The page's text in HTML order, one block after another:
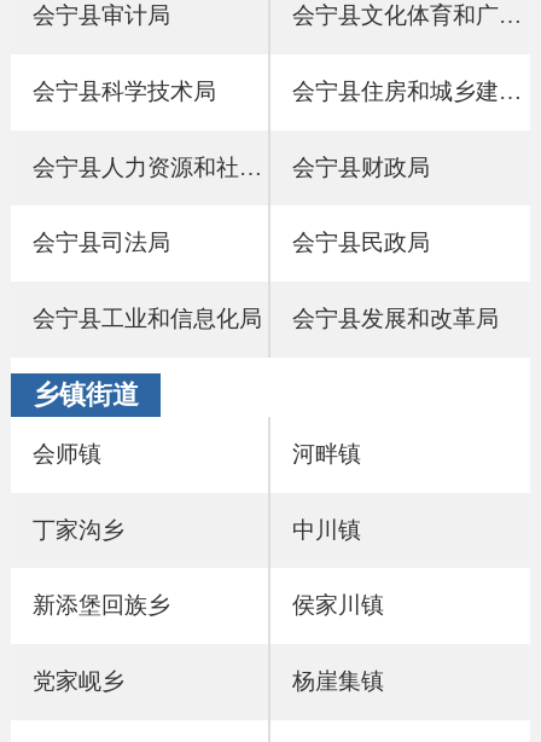
会宁县审计局 会宁县文化体育和广播影视局
会宁县科学技术局 会宁县住房和城乡建设局
会宁县人力资源和社会保障局 会宁县财政局
会宁县司法局 会宁县民政局
会宁县工业和信息化局 会宁县发展和改革局
乡镇街道
会师镇 河畔镇
丁家沟乡 中川镇
新添堡回族乡 侯家川镇
党家岘乡 杨崖集镇